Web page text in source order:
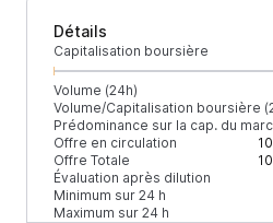
Détails
Capitalisation boursière
Volume (24h)
Volume/Capitalisation boursière
Prédominance sur la cap. du
Offre en circulation
Offre Totale
Évaluation après dilution
Minimum sur 24 h
Maximum sur 24 h